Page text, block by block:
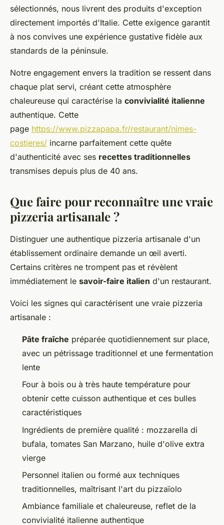
sélectionnés, nous livrent des produits d'exception
directement importés d'Italie. Cette exigence garantit
à nos convives une expérience gustative fidèle aux
standards de la péninsule.
Notre engagement envers la tradition se ressent dans
chaque plat servi, créant cette atmosphère
chaleureuse qui caractérise la convivialité italienne
authentique. Cette
page https://www.pizzapapa.fr/restaurant/nimes-
costieres/ incarne parfaitement cette quête
d'authenticité avec ses recettes traditionnelles
transmises depuis plus de 40 ans.
Que faire pour reconnaître une vraie
pizzeria artisanale ?
Distinguer une authentique pizzeria artisanale d'un
établissement ordinaire demande un œil averti.
Certains critères ne trompent pas et révèlent
immédiatement le savoir-faire italien d'un restaurant.
Voici les signes qui caractérisent une vraie pizzeria
artisanale :
Pâte fraîche préparée quotidiennement sur place,
avec un pétrissage traditionnel et une fermentation
lente
Four à bois ou à très haute température pour
obtenir cette cuisson authentique et ces bulles
caractéristiques
Ingrédients de première qualité : mozzarella di
bufala, tomates San Marzano, huile d'olive extra
vierge
Personnel italien ou formé aux techniques
traditionnelles, maîtrisant l'art du pizzaïolo
Ambiance familiale et chaleureuse, reflet de la
convivialité italienne authentique